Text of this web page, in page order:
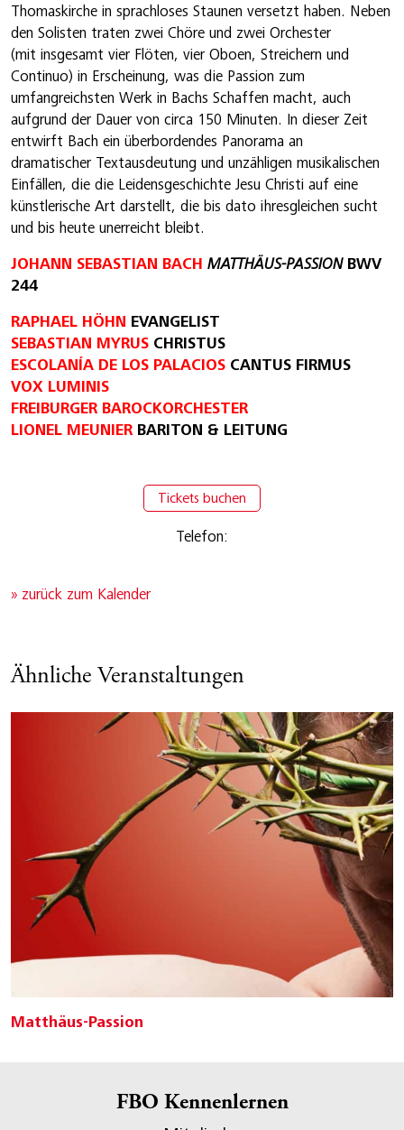
Thomaskirche in sprachloses Staunen versetzt haben. Neben
den Solisten traten zwei Chöre und zwei Orchester
(mit insgesamt vier Flöten, vier Oboen, Streichern und
Continuo) in Erscheinung, was die Passion zum
umfangreichsten Werk in Bachs Schaffen macht, auch
aufgrund der Dauer von circa 150 Minuten. In dieser Zeit
entwirft Bach ein überbordendes Panorama an
dramatischer Textausdeutung und unzähligen musikalischen
Einfällen, die die Leidensgeschichte Jesu Christi auf eine
künstlerische Art darstellt, die bis dato ihresgleichen sucht
und bis heute unerreicht bleibt.
JOHANN SEBASTIAN BACH MATTHÄUS-PASSIONBWV
244
RAPHAEL HÖHN EVANGELIST
SEBASTIAN MYRUS CHRISTUS
ESCOLANÍA DE LOS PALACIOS CANTUS FIRMUS
VOX LUMINIS
FREIBURGER BAROCKORCHESTER
LIONEL MEUNIER BARITON & LEITUNG
Tickets buchen
Telefon:
» zurück zum Kalender
Ähnliche Veranstaltungen
Matthäus-Passion
FBO Kennenlernen